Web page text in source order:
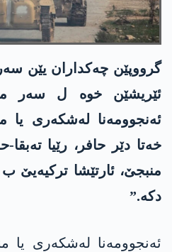
گرووپێن چەکداران یێن
ئێریشێن خوە ل سەر
ئەنجوومەنا لەشکەری
خەتا دێر حافر، رێیا
منبجێ، ئارتێشا ترکیەیێ
دکە.”